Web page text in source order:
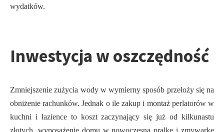
wydatków.
Inwestycja w oszczędność
Zmniejszenie zużycia wody w wymierny sposób przełoży się na
obniżenie rachunków. Jednak o ile zakup i montaż perlatorów w
kuchni i łazience to koszt zaczynający się już od kilkunastu
złotych, wyposażenie domu w nowoczesną pralkę i zmywarkę